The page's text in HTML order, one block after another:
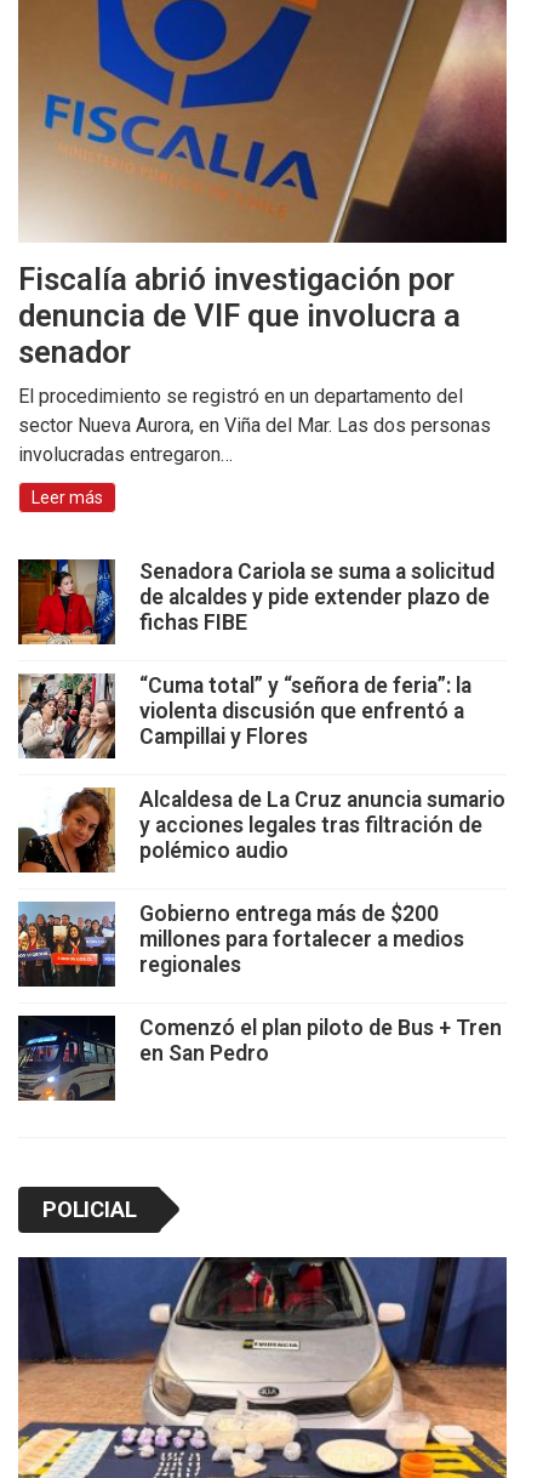
Fiscalía abrió investigación por
denuncia de VIF que involucra a
senador
El procedimiento se registró en un departamento del
sector Nueva Aurora, en Viña del Mar. Las dos personas
involucradas entregaron…
Leer más
Senadora Cariola se suma a solicitud
de alcaldes y pide extender plazo de
fichas FIBE
“Cuma total” y “señora de feria”: la
violenta discusión que enfrentó a
Campillai y Flores
Alcaldesa de La Cruz anuncia sumario
y acciones legales tras filtración de
polémico audio
Gobierno entrega más de $200
millones para fortalecer a medios
regionales
Comenzó el plan piloto de Bus + Tren
en San Pedro
POLICIAL